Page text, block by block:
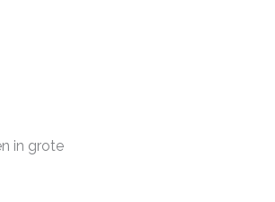
in grote